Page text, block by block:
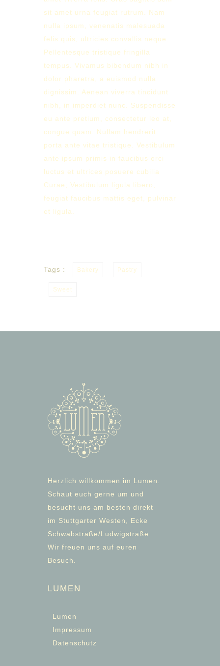
sit amet urna feugiat rutrum. Nam
nulla ipsum, venenatis malesuada
felis quis, ultricies convallis neque.
Pellentesque tristique fringilla
tempus. Vivamus bibendum nibh in
dolor pharetra, a euismod nulla
dignissim. Aenean viverra tincidunt
nibh, in imperdiet nunc. Suspendisse
eu ante pretium, consectetur leo at,
congue quam. Nullam hendrerit
porta ante vitae tristique. Vestibulum
ante ipsum primis in faucibus orci
luctus et ultrices posuere cubilia
Curae; Vestibulum ligula libero,
feugiat faucibus mattis eget, pulvinar
et ligula.
Tags : Bakery Pastry
Sweet
Herzlich willkommen im Lumen.
Schaut euch gerne um und
besucht uns am besten direkt
im Stuttgarter Westen, Ecke
Schwabstraße/Ludwigstraße.
Wir freuen uns auf euren
Besuch.
LUMEN
Lumen
Impressum
Datenschutz